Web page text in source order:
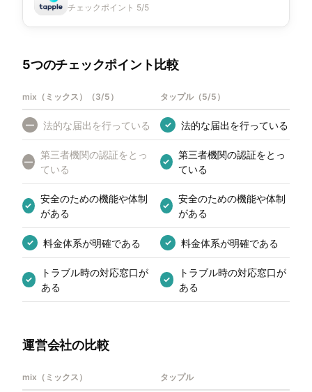
チェックポイント 5/5
5つのチェックポイント比較
mix（ミックス） （3/5 ） タップル （5/5 ）
— 法的な届出を行っている ✓ 法的な届出を行っている
—
第三者機関の認証をとっ
ている
✓
第三者機関の認証をとっ
ている
✓
安全のための機能や体制
がある
✓
安全のための機能や体制
がある
✓ 料金体系が明確である ✓ 料金体系が明確である
✓
トラブル時の対応窓口が
ある
✓
トラブル時の対応窓口が
ある
運営会社の比較
mix（ミックス） タップル